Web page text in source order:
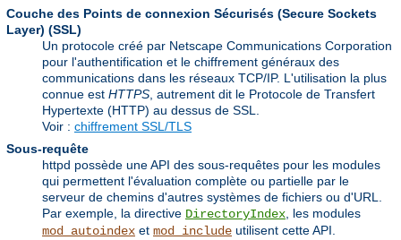
Couche des Points de connexion Sécurisés (Secure Sockets
Layer) (SSL)
Un protocole créé par Netscape Communications Corporation
pour l'authentification et le chiffrement généraux des
communications dans les réseaux TCP/IP. L'utilisation la plus
connue est HTTPS , autrement dit le Protocole de Transfert
Hypertexte (HTTP) au dessus de SSL.
Voir : chiffrement SSL/TLS
Sous-requête
httpd possède une API des sous-requêtes pour les modules
qui permettent l'évaluation complète ou partielle par le
serveur de chemins d'autres systèmes de fichiers ou d'URL.
Par exemple, la directive DirectoryIndex , les modules
mod_autoindex et mod_include utilisent cette API.